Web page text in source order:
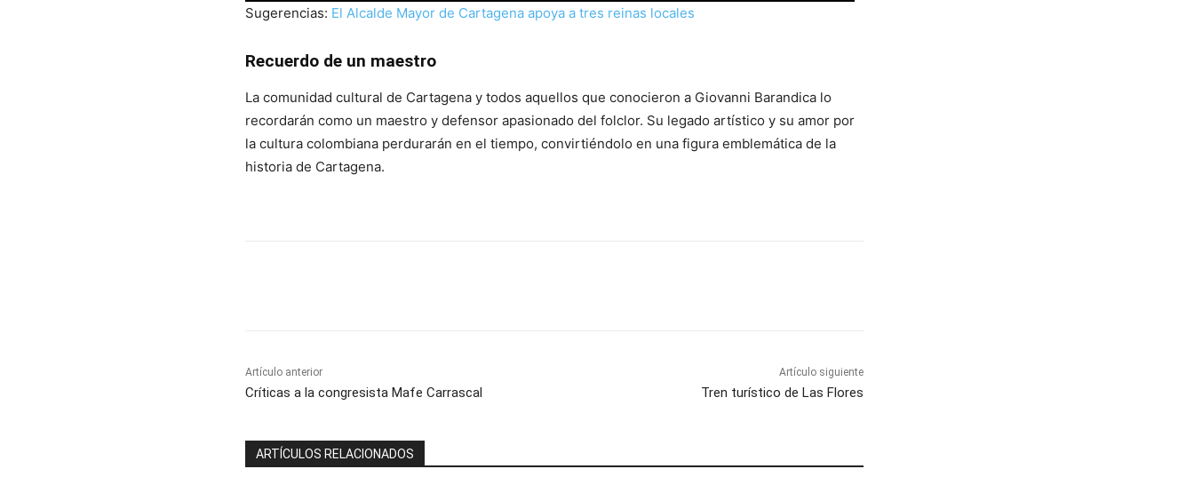
Sugerencias: El Alcalde Mayor de Cartagena apoya a tres reinas locales
Recuerdo de un maestro
La comunidad cultural de Cartagena y todos aquellos que conocieron a Giovanni Barandica lo
recordarán como un maestro y defensor apasionado del folclor. Su legado artístico y su amor por
la cultura colombiana perdurarán en el tiempo, convirtiéndolo en una figura emblemática de la
historia de Cartagena.
Artículo anterior
Críticas a la congresista Mafe Carrascal
Artículo siguiente
Tren turístico de Las Flores
ARTÍCULOS RELACIONADOS